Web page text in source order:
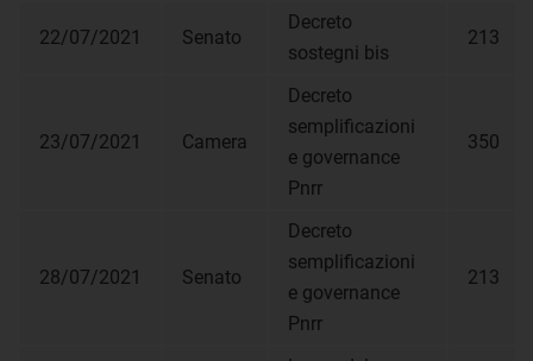
22/07/2021 Senato
Decreto
sostegni bis
213
23/07/2021 Camera
Decreto
semplificazioni
e governance
Pnrr
350
28/07/2021 Senato
Decreto
semplificazioni
e governance
Pnrr
213